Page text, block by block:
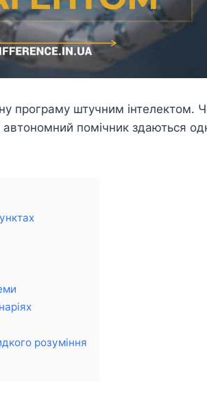
програму штучним інтелектом.
автономний помічник здаються
розуміння